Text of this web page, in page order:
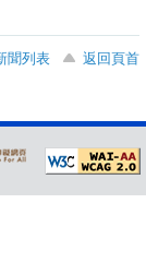
聞列表
返回頁首